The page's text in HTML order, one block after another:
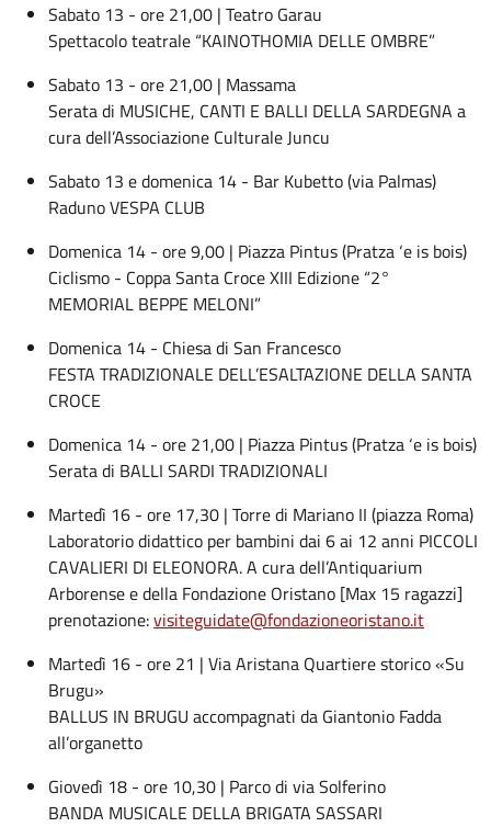
Sabato 13 - ore 21,00 | Teatro Garau
Spettacolo teatrale “KAINOTHOMIA DELLE OMBRE”
Sabato 13 - ore 21,00 | Massama
Serata di MUSICHE, CANTI E BALLI DELLA SARDEGNA a
cura dell’Associazione Culturale Juncu
Sabato 13 e domenica 14 - Bar Kubetto (via Palmas)
Raduno VESPA CLUB
Domenica 14 - ore 9,00 | Piazza Pintus (Pratza ‘e is bois)
Ciclismo - Coppa Santa Croce XIII Edizione “2°
MEMORIAL BEPPE MELONI”
Domenica 14 - Chiesa di San Francesco
FESTA TRADIZIONALE DELL’ESALTAZIONE DELLA SANTA
CROCE
Domenica 14 - ore 21,00 | Piazza Pintus (Pratza ‘e is bois)
Serata di BALLI SARDI TRADIZIONALI
Martedì 16 - ore 17,30 | Torre di Mariano II (piazza Roma)
Laboratorio didattico per bambini dai 6 ai 12 anni PICCOLI
CAVALIERI DI ELEONORA. A cura dell’Antiquarium
Arborense e della Fondazione Oristano [Max 15 ragazzi]
prenotazione:visiteguidate@fondazioneoristano.it
Martedì 16 - ore 21 | Via Aristana Quartiere storico «Su
Brugu»
BALLUS IN BRUGU accompagnati da Giantonio Fadda
all’organetto
Giovedì 18 - ore 10,30 | Parco di via Solferino
BANDA MUSICALE DELLA BRIGATA SASSARI